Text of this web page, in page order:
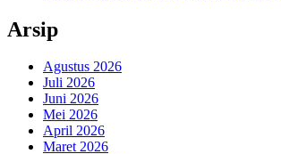
Arsip
Agustus 2026
Juli 2026
Juni 2026
Mei 2026
April 2026
Maret 2026